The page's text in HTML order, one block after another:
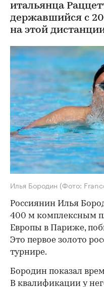
итальянца
державшийся с
на этой
Илья Бородин (Фото:
Россиянин Илья
400 м комплексным
Европы в Париже,
Это первое золото
турнире.
Бородин показал
В квалификации у